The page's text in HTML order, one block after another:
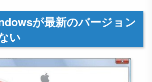
が最新のバージョン
い